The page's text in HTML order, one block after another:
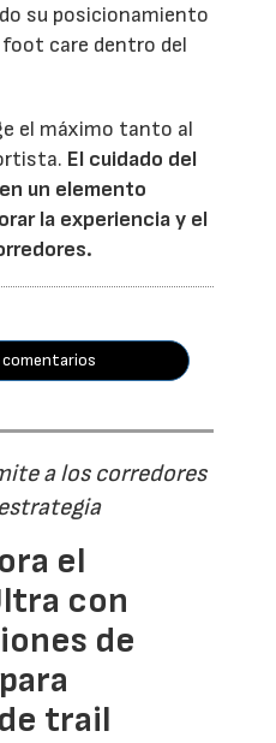
su posicionamiento
care dentro del
el máximo tanto al
El cuidado del
un elemento
la experiencia y el
a los corredores
el
con
de
trail